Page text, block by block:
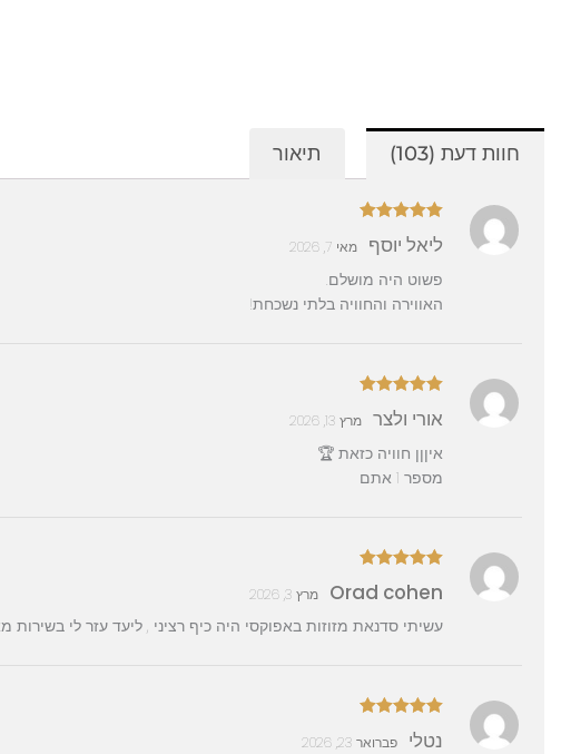
חוות דעת (103) תיאור
דורג 5
5
ליאל יוסף מאי 7, 2026
פשוט היה מושלם.
האווירה והחוויה בלתי נשכחת!
מתוך
5
אורי ולצר מרץ 13, 2026
איןןן חוויה כזאת 🏆
מספר 1 אתם
5
Orad cohen מרץ 3, 2026
עשיתי סדנאת מזוזות באפוקסי היה כיף רציני , ליעד עזר לי בשירות
דורג
5
נטלי פברואר 23, 2026